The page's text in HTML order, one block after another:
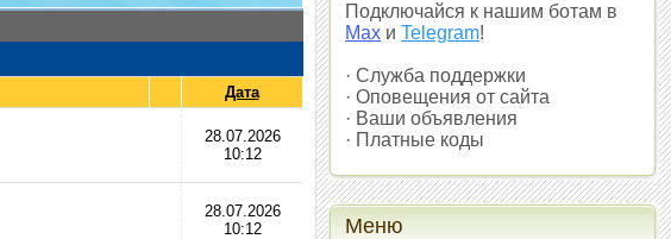
Дата
28.07.2026
10:12
28.07.2026
10:12
Подключайся к нашим ботам в
Max и Telegram!
· Служба поддержки
· Оповещения от сайта
· Ваши объявления
· Платные коды
Меню